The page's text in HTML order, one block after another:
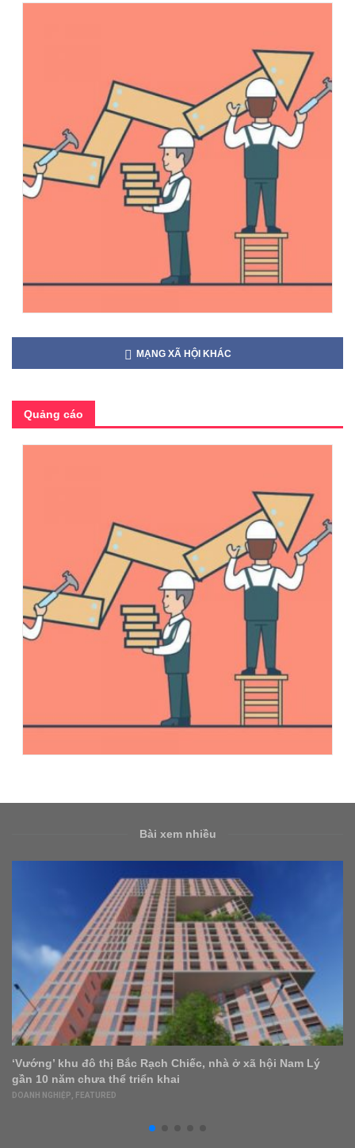
MẠNG XÃ HỘI KHÁC
Quảng cáo
Bài xem nhiều
5 quy tắc chọn đồ nội thất giúp nhà gọn gàng, trông rộng
hơn
FEATURED , NỘI – NGOẠI THẤT